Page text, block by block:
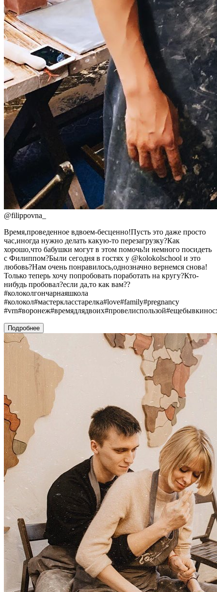
@filippovna_
Время,проведенное вдвоем-бесценно!Пусть это даже просто
час,иногда нужно делать какую-то перезагрузку?Как
хорошо,что бабушки могут в этом помочь!и немного посидеть
с Филиппом?Были сегодня в гостях у @kolokolschool и это
любовь?Нам очень понравилось,однозначно вернемся снова!
Только теперь хочу попробовать поработать на кругу?Кто-
нибудь пробовал?если да,то как вам??
#колоколгончарнаяшкола
#колокол#мастеркласстарелка#love#family#pregnancy
Подробнее